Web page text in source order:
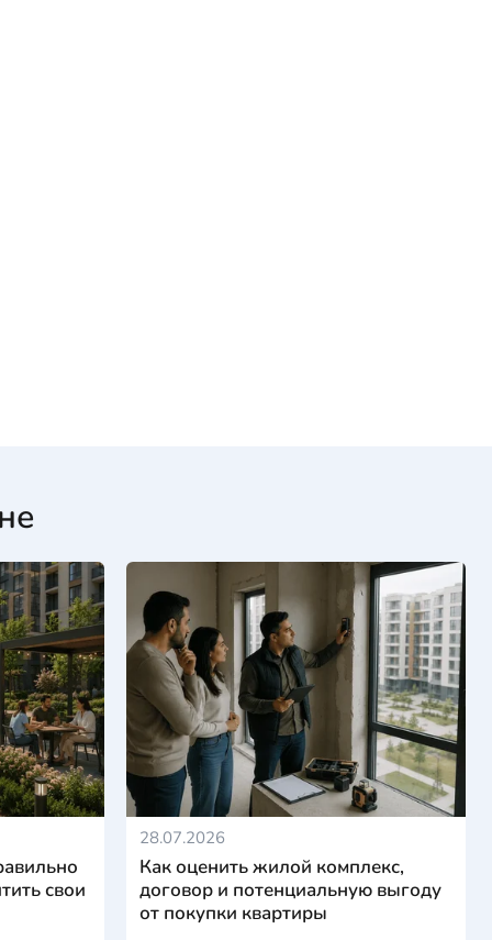
свои
28.07.2026
Как оценить жилой комплекс,
договор и потенциальную выгоду
от покупки квартиры